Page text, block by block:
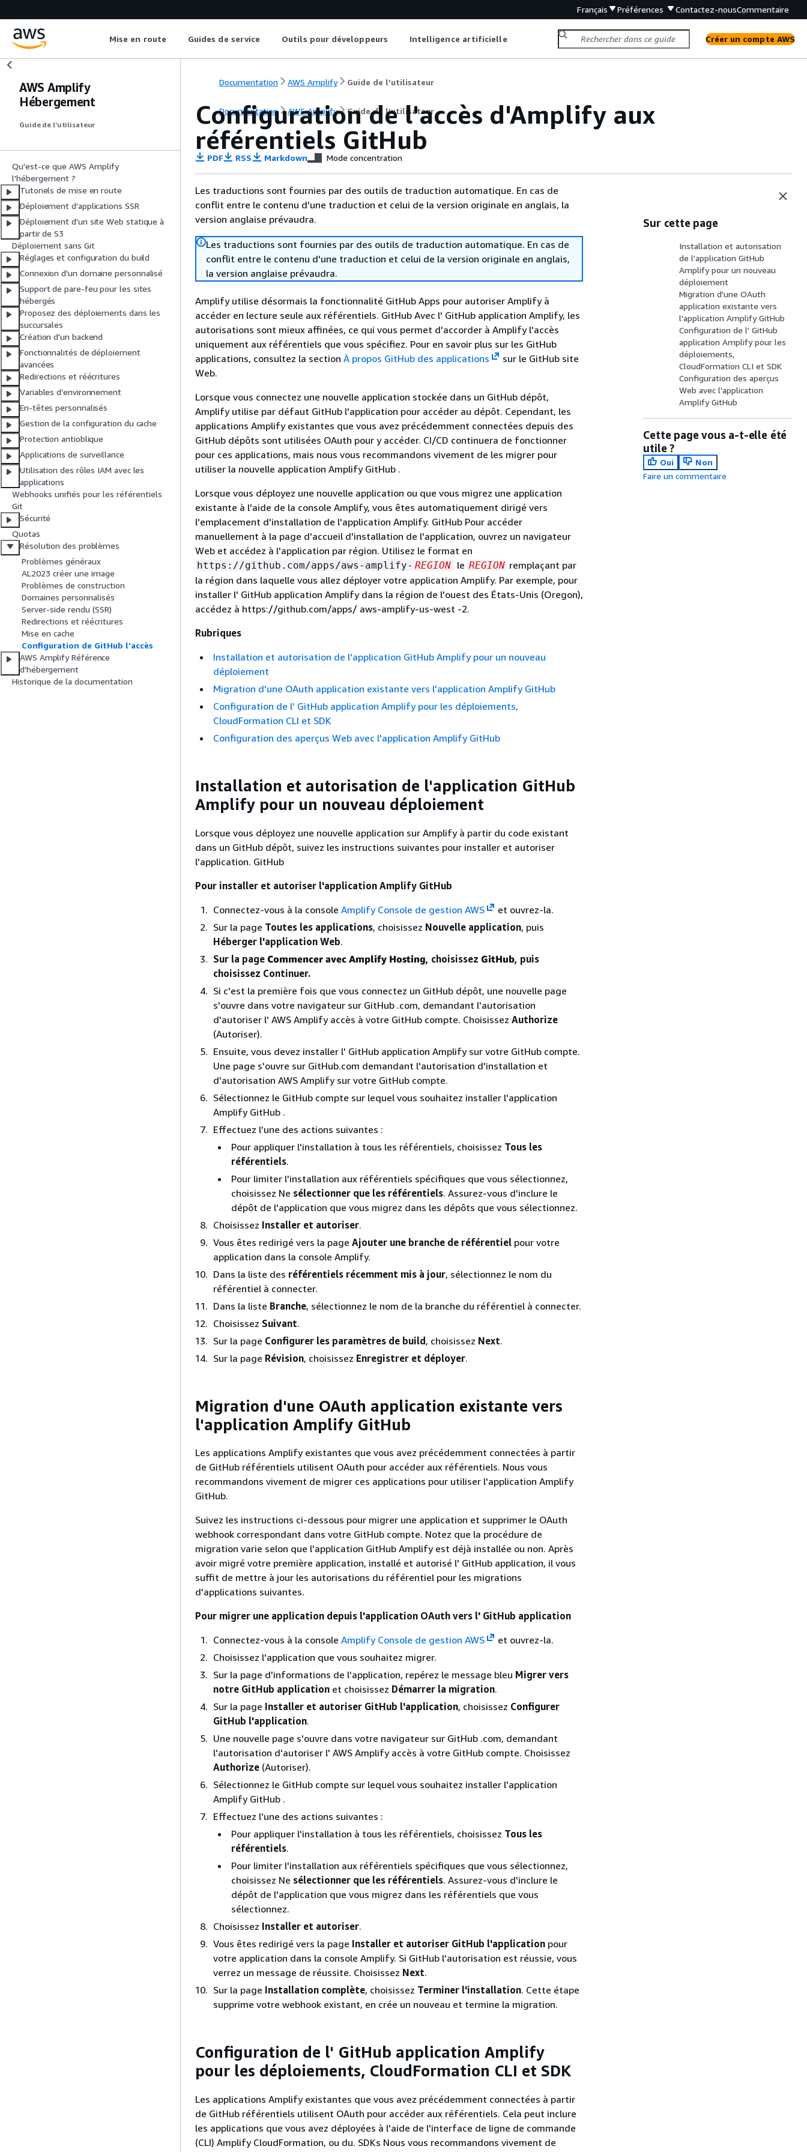
Français Préférences Contactez-nousCommentaire
Mise en route Guides de service Outils pour développeurs Intelligence artificielle Créer un compte AWS
AWS Amplify
Hébergement
Guide de l’utilisateur
Qu'est-ce que AWS Amplify
l'hébergement ?
Tutoriels de mise en route
Déploiement d'applications SSR
Déploiement d'un site Web statique à
partir de S3
Déploiement sans Git
Réglages et configuration du build
Connexion d'un domaine personnalisé
Support de pare-feu pour les sites
hébergés
Proposez des déploiements dans les
succursales
Création d'un backend
Fonctionnalités de déploiement
avancées
Redirections et réécritures
Variables d’environnement
En-têtes personnalisés
Gestion de la configuration du cache
Protection antioblique
Applications de surveillance
Utilisation des rôles IAM avec les
applications
Webhooks unifiés pour les référentiels
Git
Sécurité
Quotas
Résolution des problèmes
Problèmes généraux
AL2023 créer une image
Problèmes de construction
Domaines personnalisés
Server-side rendu (SSR)
Redirections et réécritures
Mise en cache
Configuration de GitHub l'accès
AWS Amplify Référence
d'hébergement
Historique de la documentation
Documentation AWS Amplify Guide de l’utilisateur
Documentation AWS Amplify Guide de l’utilisateur
Configuration de l'accès d'Amplify aux
référentiels GitHub
PDF RSS Markdown Mode concentration
Les traductions sont fournies par des outils de traduction automatique. En cas de
conflit entre le contenu d'une traduction et celui de la version originale en anglais, la
version anglaise prévaudra.
Les traductions sont fournies par des outils de traduction automatique. En cas de
conflit entre le contenu d'une traduction et celui de la version originale en anglais,
la version anglaise prévaudra.
Amplify utilise désormais la fonctionnalité GitHub Apps pour autoriser Amplify à
accéder en lecture seule aux référentiels. GitHub Avec l' GitHub application Amplify, les
autorisations sont mieux affinées, ce qui vous permet d'accorder à Amplify l'accès
uniquement aux référentiels que vous spécifiez. Pour en savoir plus sur les GitHub
applications, consultez la section À propos GitHub des applications
sur le GitHub site
Web.
Lorsque vous connectez une nouvelle application stockée dans un GitHub dépôt,
Amplify utilise par défaut GitHub l'application pour accéder au dépôt. Cependant, les
applications Amplify existantes que vous avez précédemment connectées depuis des
GitHub dépôts sont utilisées OAuth pour y accéder. CI/CD continuera de fonctionner
pour ces applications, mais nous vous recommandons vivement de les migrer pour
utiliser la nouvelle application Amplify GitHub .
Lorsque vous déployez une nouvelle application ou que vous migrez une application
existante à l'aide de la console Amplify, vous êtes automatiquement dirigé vers
l'emplacement d'installation de l'application Amplify. GitHub Pour accéder
manuellement à la page d'accueil d'installation de l'application, ouvrez un navigateur
Web et accédez à l'application par région. Utilisez le format en
https://github.com/apps/aws-amplify- REGION le REGION remplaçant par
la région dans laquelle vous allez déployer votre application Amplify. Par exemple, pour
installer l' GitHub application Amplify dans la région de l'ouest des États-Unis (Oregon),
accédez à https://github.com/apps/ aws-amplify-us-west -2.
Rubriques
Installation et autorisation de l'application GitHub Amplify pour un nouveau
déploiement
Migration d'une OAuth application existante vers l'application Amplify GitHub
Configuration de l' GitHub application Amplify pour les déploiements,
CloudFormation CLI et SDK
Configuration des aperçus Web avec l'application Amplify GitHub
Installation et autorisation de l'application GitHub
Amplify pour un nouveau déploiement
Lorsque vous déployez une nouvelle application sur Amplify à partir du code existant
dans un GitHub dépôt, suivez les instructions suivantes pour installer et autoriser
l'application. GitHub
Pour installer et autoriser l'application Amplify GitHub
Connectez-vous à la console Amplify Console de gestion AWS
et ouvrez-la.
Sur la page Toutes les applications, choisissez Nouvelle application, puis
Héberger l'application Web.
Sur la page Commencer avec Amplify Hosting, choisissez GitHub, puis
choisissez Continuer.
Si c'est la première fois que vous connectez un GitHub dépôt, une nouvelle page
s'ouvre dans votre navigateur sur GitHub .com, demandant l'autorisation
d'autoriser l' AWS Amplify accès à votre GitHub compte. Choisissez Authorize
(Autoriser).
Ensuite, vous devez installer l' GitHub application Amplify sur votre GitHub compte.
Une page s'ouvre sur GitHub.com demandant l'autorisation d'installation et
d'autorisation AWS Amplify sur votre GitHub compte.
Sélectionnez le GitHub compte sur lequel vous souhaitez installer l'application
Amplify GitHub .
Effectuez l’une des actions suivantes :
Pour appliquer l'installation à tous les référentiels, choisissez Tous les
référentiels.
Pour limiter l'installation aux référentiels spécifiques que vous sélectionnez,
choisissez Ne sélectionner que les référentiels. Assurez-vous d'inclure le
dépôt de l'application que vous migrez dans les dépôts que vous sélectionnez.
Choisissez Installer et autoriser.
Vous êtes redirigé vers la page Ajouter une branche de référentiel pour votre
application dans la console Amplify.
Dans la liste des référentiels récemment mis à jour, sélectionnez le nom du
référentiel à connecter.
Dans la liste Branche, sélectionnez le nom de la branche du référentiel à connecter.
Choisissez Suivant.
Sur la page Configurer les paramètres de build, choisissez Next.
Sur la page Révision, choisissez Enregistrer et déployer.
Migration d'une OAuth application existante vers
l'application Amplify GitHub
Les applications Amplify existantes que vous avez précédemment connectées à partir
de GitHub référentiels utilisent OAuth pour accéder aux référentiels. Nous vous
recommandons vivement de migrer ces applications pour utiliser l'application Amplify
GitHub.
Suivez les instructions ci-dessous pour migrer une application et supprimer le OAuth
webhook correspondant dans votre GitHub compte. Notez que la procédure de
migration varie selon que l'application GitHub Amplify est déjà installée ou non. Après
avoir migré votre première application, installé et autorisé l' GitHub application, il vous
suffit de mettre à jour les autorisations du référentiel pour les migrations
d'applications suivantes.
Pour migrer une application depuis l'application OAuth vers l' GitHub application
Connectez-vous à la console Amplify Console de gestion AWS
et ouvrez-la.
Choisissez l'application que vous souhaitez migrer.
Sur la page d'informations de l'application, repérez le message bleu Migrer vers
notre GitHub application et choisissez Démarrer la migration.
Sur la page Installer et autoriser GitHub l'application, choisissez Configurer
GitHub l'application.
Une nouvelle page s'ouvre dans votre navigateur sur GitHub .com, demandant
l'autorisation d'autoriser l' AWS Amplify accès à votre GitHub compte. Choisissez
Authorize (Autoriser).
Sélectionnez le GitHub compte sur lequel vous souhaitez installer l'application
Amplify GitHub .
Effectuez l’une des actions suivantes :
Pour appliquer l'installation à tous les référentiels, choisissez Tous les
référentiels.
Pour limiter l'installation aux référentiels spécifiques que vous sélectionnez,
choisissez Ne sélectionner que les référentiels. Assurez-vous d'inclure le
dépôt de l'application que vous migrez dans les référentiels que vous
sélectionnez.
Choisissez Installer et autoriser.
Vous êtes redirigé vers la page Installer et autoriser GitHub l'application pour
votre application dans la console Amplify. Si GitHub l'autorisation est réussie, vous
verrez un message de réussite. Choisissez Next.
Sur la page Installation complète, choisissez Terminer l'installation. Cette étape
supprime votre webhook existant, en crée un nouveau et termine la migration.
Configuration de l' GitHub application Amplify
pour les déploiements, CloudFormation CLI et SDK
Les applications Amplify existantes que vous avez précédemment connectées à partir
de GitHub référentiels utilisent OAuth pour accéder aux référentiels. Cela peut inclure
les applications que vous avez déployées à l'aide de l'interface de ligne de commande
(CLI) Amplify CloudFormation, ou du. SDKs Nous vous recommandons vivement de
Sur cette page
Installation et autorisation
de l'application GitHub
Amplify pour un nouveau
déploiement
Migration d'une OAuth
application existante vers
l'application Amplify GitHub
Configuration de l' GitHub
application Amplify pour les
déploiements,
CloudFormation CLI et SDK
Configuration des aperçus
Web avec l'application
Amplify GitHub
Cette page vous a-t-elle été
utile ?
Oui
Non
Faire un commentaire